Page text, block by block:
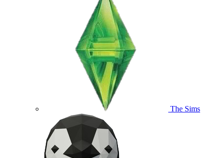
The Sims